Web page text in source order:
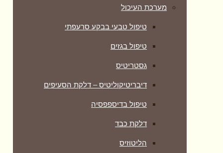
מערכת העיכול
טיפול טבעי בבקע סרעפתי
טיפול בגזים
גסטריטיס
דיבריטיקוליטיס – דלקת הסעיפים
טיפול בדיספפסיה
דלקת כבד
הליטוזיס